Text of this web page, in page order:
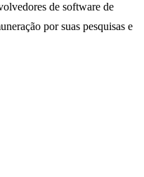
de software de
por suas pesquisas e